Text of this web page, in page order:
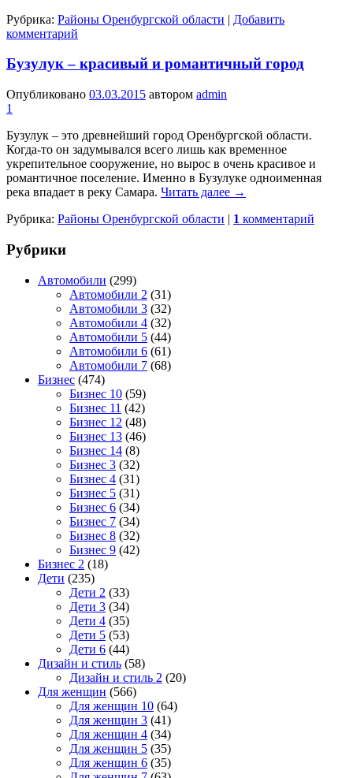
Рубрика: Районы Оренбургской области | Добавить
комментарий
Бузулук – красивый и романтичный город
Опубликовано 03.03.2015 автором admin
1
Бузулук – это древнейший город Оренбургской области.
Когда-то он задумывался всего лишь как временное
укрепительное сооружение, но вырос в очень красивое и
романтичное поселение. Именно в Бузулуке одноименная
река впадает в реку Самара. Читать далее →
Рубрика: Районы Оренбургской области | 1 комментарий
Рубрики
Автомобили (299)
Автомобили 2 (31)
Автомобили 3 (32)
Автомобили 4 (32)
Автомобили 5 (44)
Автомобили 6 (61)
Автомобили 7 (68)
Бизнес (474)
Бизнес 10 (59)
Бизнес 11 (42)
Бизнес 12 (48)
Бизнес 13 (46)
Бизнес 14 (8)
Бизнес 3 (32)
Бизнес 4 (31)
Бизнес 5 (31)
Бизнес 6 (34)
Бизнес 7 (34)
Бизнес 8 (32)
Бизнес 9 (42)
Бизнес 2 (18)
Дети (235)
Дети 2 (33)
Дети 3 (34)
Дети 4 (35)
Дети 5 (53)
Дети 6 (44)
Дизайн и стиль (58)
Дизайн и стиль 2 (20)
Для женщин (566)
Для женщин 10 (64)
Для женщин 3 (41)
Для женщин 4 (34)
Для женщин 5 (35)
Для женщин 6 (35)